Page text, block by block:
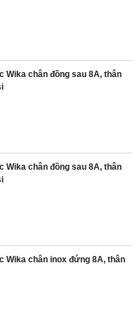
Wika chân đồng sau 8A, thân
Wika chân đồng sau 8A, thân
Wika chân inox đứng 8A, thân